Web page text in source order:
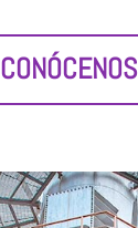
CONÓCENOS